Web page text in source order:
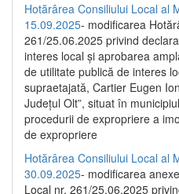
Hotărârea Consiliului Local al
15.09.2025- modificarea
261/25.06.2025 privind
interes local și aprobarea
de utilitate publică de interes
supraetajată, Cartier Eugen
Județul Olt”, situat în
procedurii de expropriere a
de expropriere
Hotărârea Consiliului Local al
30.09.2025- modificarea
Local nr. 261/25.06.2025